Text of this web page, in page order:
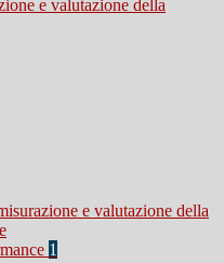
e valutazione della
e valutazione della
1